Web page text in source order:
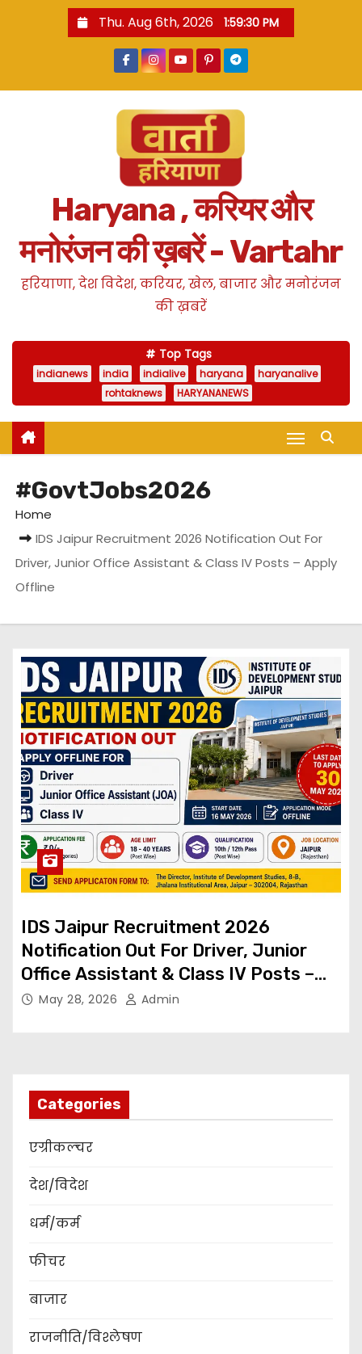
Thu. Aug 6th, 2026 1:59:30 PM
Haryana , करियर और
मनोरंजन की ख़बरें - Vartahr
हरियाणा, देश विदेश, करियर, खेल, बाजार और मनोरंजन
की ख़बरें
Top Tags
indianews india indialive haryana
haryanalive
rohtaknews
HARYANANEWS
#GovtJobs2026
Home
IDS Jaipur Recruitment 2026 Notification Out For
Driver, Junior Office Assistant & Class IV Posts – Apply
Offline
IDS Jaipur Recruitment 2026
Notification Out For Driver, Junior
Office Assistant & Class IV Posts –
Apply Offline
May 28, 2026 Admin
Categories
एग्रीकल्चर
देश/विदेश
धर्म/कर्म
फीचर
बाजार
राजनीति/विश्लेषण